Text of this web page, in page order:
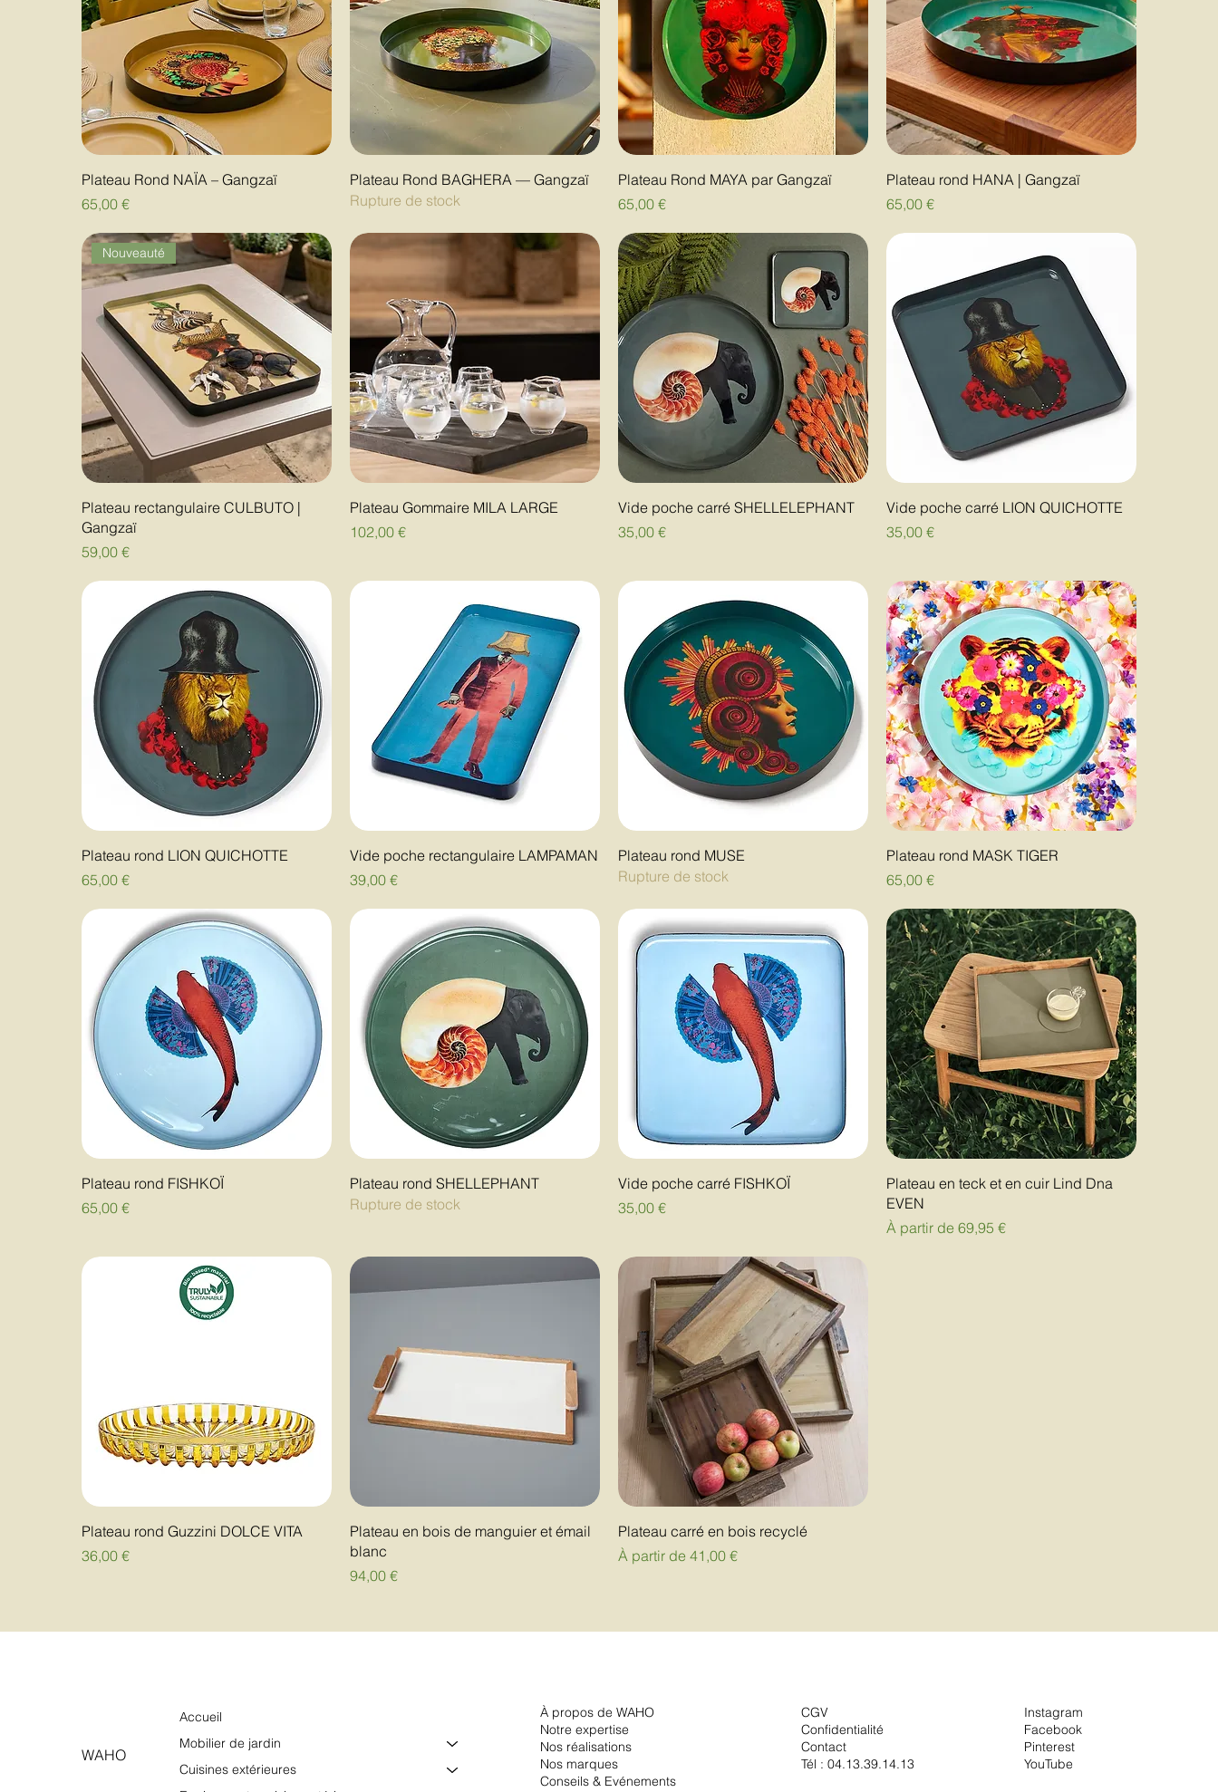
Plateau Rond NAÏA – Gangzaï
Prix
65,00 €
Plateau Rond BAGHERA — Gangzaï
Rupture de stock
Plateau Rond MAYA par Gangzaï
Prix
65,00 €
Plateau rond HANA | Gangzaï
Prix
65,00 €
Nouveauté
Plateau rectangulaire CULBUTO |
Gangzaï
Prix
59,00 €
Plateau Gommaire MILA LARGE
Prix
102,00 €
Vide poche carré SHELLELEPHANT
Prix
35,00 €
Vide poche carré LION QUICHOTTE
Prix
35,00 €
Plateau rond LION QUICHOTTE
Prix
65,00 €
Vide poche rectangulaire LAMPAMAN
Prix
39,00 €
Plateau rond MUSE
Rupture de stock
Plateau rond MASK TIGER
Prix
65,00 €
Plateau rond FISHKOÏ
Prix
65,00 €
Plateau rond SHELLEPHANT
Rupture de stock
Vide poche carré FISHKOÏ
Prix
35,00 €
Plateau en teck et en cuir Lind Dna
EVEN
À partir de 69,95 €
Prix promotionnel
Plateau rond Guzzini DOLCE VITA
Prix
36,00 €
Plateau en bois de manguier et émail
blanc
Prix
94,00 €
Plateau carré en bois recyclé
À partir de 41,00 €
Prix promotionnel
WAHO
Accueil
Mobilier de jardin
Cuisines extérieures
À propos de WAHO
Notre expertise
Nos réalisations
Nos marques
Conseils & Evénements
CGV
Confidentialité
Contact
Tél :04.13.39.14.13
Instagram
Facebook
Pinterest
YouTube